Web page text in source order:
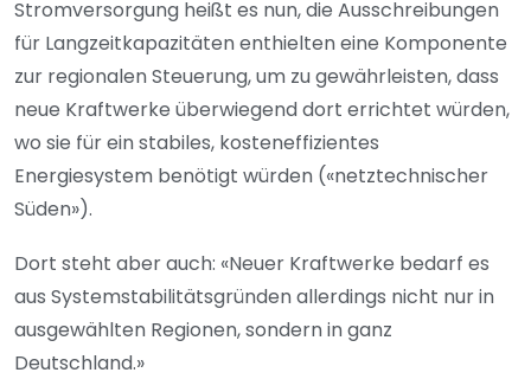
Stromversorgung heißt es nun, die Ausschreibungen
für Langzeitkapazitäten enthielten eine Komponente
zur regionalen Steuerung, um zu gewährleisten, dass
neue Kraftwerke überwiegend dort errichtet würden,
wo sie für ein stabiles, kosteneffizientes
Energiesystem benötigt würden («netztechnischer
Süden»).
Dort steht aber auch: «Neuer Kraftwerke bedarf es
aus Systemstabilitätsgründen allerdings nicht nur in
ausgewählten Regionen, sondern in ganz
Deutschland.»